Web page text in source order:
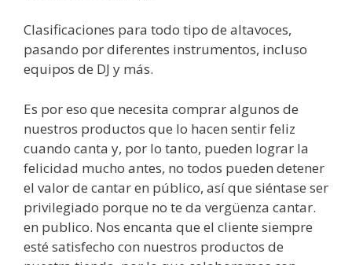
Clasificaciones para todo tipo de altavoces,
pasando por diferentes instrumentos, incluso
equipos de DJ y más.
Es por eso que necesita comprar algunos de
nuestros productos que lo hacen sentir feliz
cuando canta y, por lo tanto, pueden lograr la
felicidad mucho antes, no todos pueden detener
el valor de cantar en público, así que siéntase ser
privilegiado porque no te da vergüenza cantar.
en publico. Nos encanta que el cliente siempre
esté satisfecho con nuestros productos de